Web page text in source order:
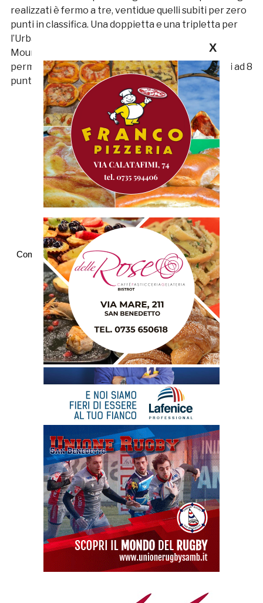
realizzati è fermo a tre, ventidue quelli subiti per zero
punti in classifica. Una doppietta e una tripletta per
l’Urbania, per sbarazzare il leggero avversario:
Mounssif (24’ e 52) e Pagliardini (63’, 68’, 91’)
permettono al club di tirare un sospiro portandosi ad 8
punti in classifica.
Commenti
X